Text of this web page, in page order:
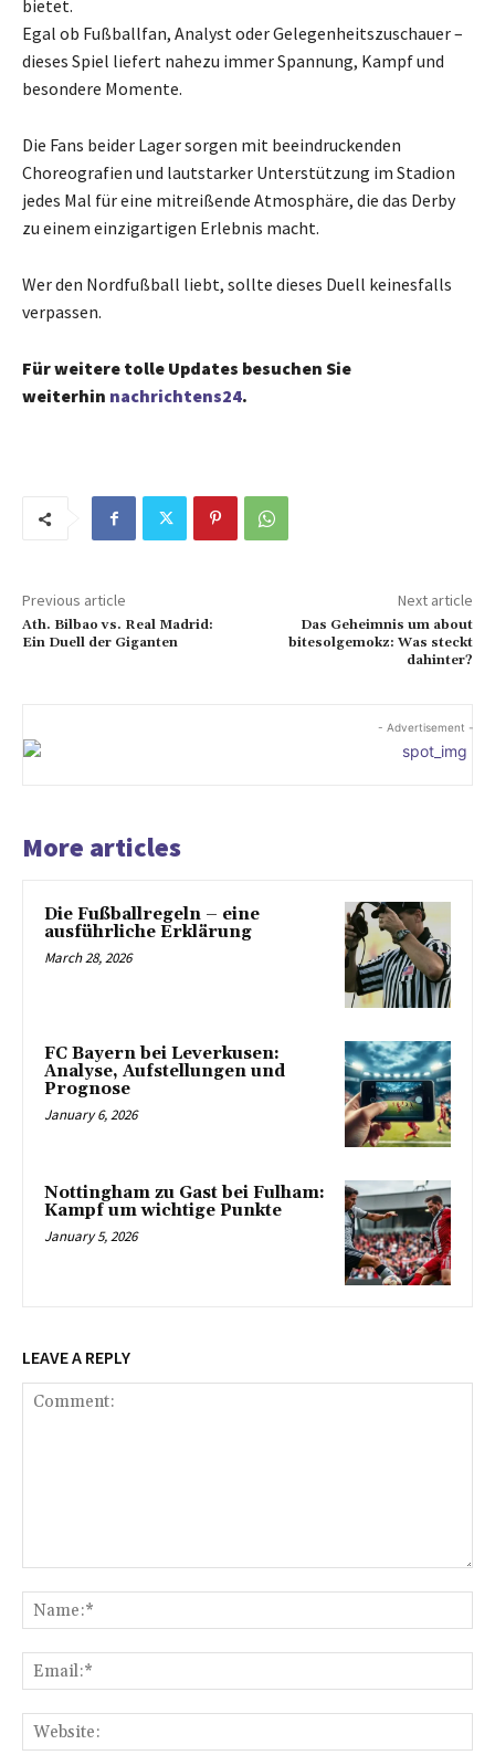
bietet.
Egal ob Fußballfan, Analyst oder Gelegenheitszuschauer –
dieses Spiel liefert nahezu immer Spannung, Kampf und
besondere Momente.
Die Fans beider Lager sorgen mit beeindruckenden
Choreografien und lautstarker Unterstützung im Stadion
jedes Mal für eine mitreißende Atmosphäre, die das Derby
zu einem einzigartigen Erlebnis macht.
Wer den Nordfußball liebt, sollte dieses Duell keinesfalls
verpassen.
Für weitere tolle Updates besuchen Sie
weiterhin nachrichtens24.
Previous article
Ath. Bilbao vs. Real Madrid:
Ein Duell der Giganten
Next article
Das Geheimnis um about
bitesolgemokz: Was steckt
dahinter?
- Advertisement -
More articles
Die Fußballregeln – eine
ausführliche Erklärung
March 28, 2026
FC Bayern bei Leverkusen:
Analyse, Aufstellungen und
Prognose
January 6, 2026
Nottingham zu Gast bei Fulham:
Kampf um wichtige Punkte
January 5, 2026
LEAVE A REPLY